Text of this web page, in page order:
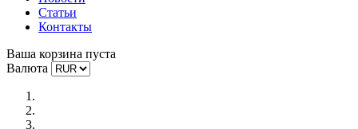
Статьи
Контакты
Ваша корзина пуста
Валюта